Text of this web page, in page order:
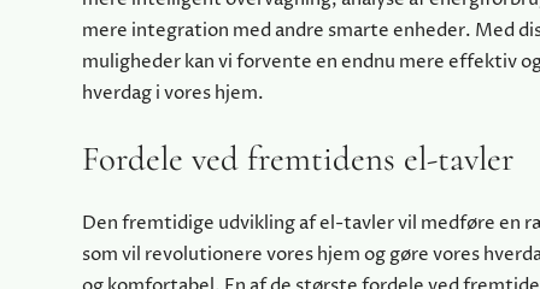
mere integration med andre smarte enheder. Med
muligheder kan vi forvente en endnu mere effektiv
hverdag i vores hjem.
Fordele ved fremtidens el-tavler
Den fremtidige udvikling af el-tavler vil medføre en
som vil revolutionere vores hjem og gøre vores